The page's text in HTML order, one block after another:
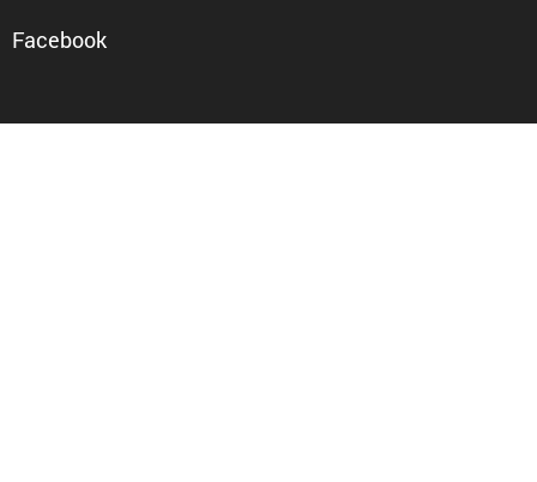
Facebook